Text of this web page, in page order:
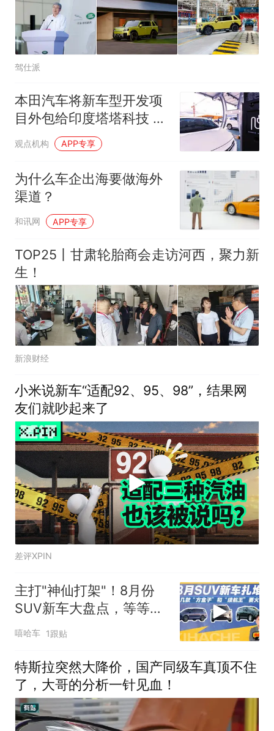
驾仕派
本田汽车将新车型开发项
目外包给印度塔塔科技 以
降低成本
观点机构 APP专享
为什么车企出海要做海外
渠道？
和讯网 APP专享
TOP25丨甘肃轮胎商会走访河西，聚力新
生！
新浪财经
小米说新车“适配92、95、98”，结果网
友们就吵起来了
差评XPIN
主打"神仙打架"！8月份
SUV新车大盘点，等等党
又赢了
嘻哈车 1跟贴
特斯拉突然大降价，国产同级车真顶不住
了，大哥的分析一针见血！